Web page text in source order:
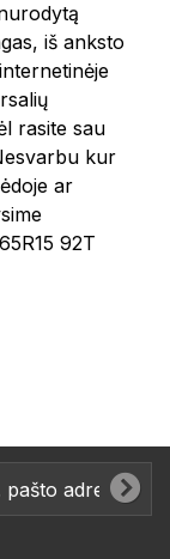
iš anksto
rasite sau
kur
ar
92T